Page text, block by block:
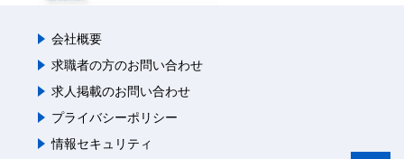
会社概要
求職者の方のお問い合わせ
求人掲載のお問い合わせ
プライバシーポリシー
情報セキュリティ